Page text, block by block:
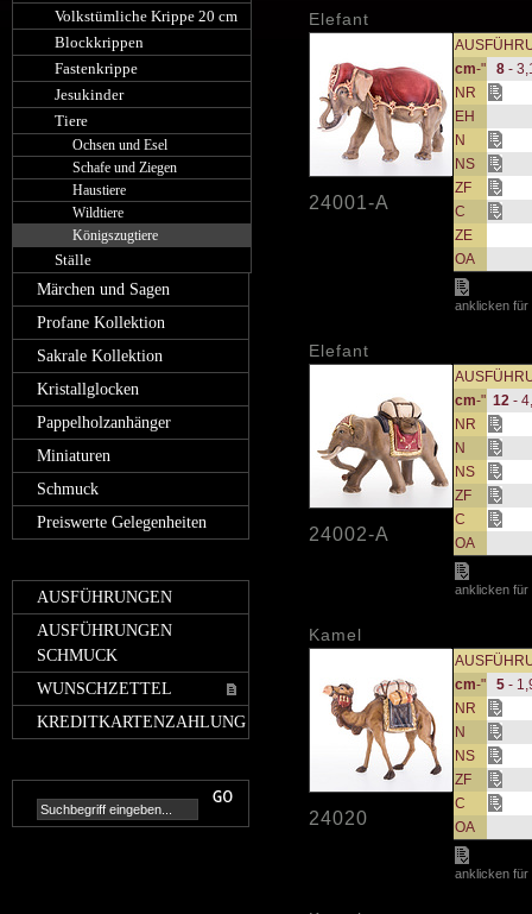
Volkstümliche Krippe 20 cm
Blockkrippen
Fastenkrippe
Jesukinder
Tiere
Ochsen und Esel
Schafe und Ziegen
Haustiere
Wildtiere
Königszugtiere
Ställe
Märchen und Sagen
Profane Kollektion
Sakrale Kollektion
Kristallglocken
Pappelholzanhänger
Miniaturen
Schmuck
Preiswerte Gelegenheiten
AUSFÜHRUNGEN
AUSFÜHRUNGEN
SCHMUCK
WUNSCHZETTEL
KREDITKARTENZAHLUNG
Elefant
24001-A
cm-" 8 -
NR
EH
N
NS
ZF
C
ZE
OA
anklicken für
Elefant
24002-A
cm-" 12-
NR
N
NS
ZF
C
OA
anklicken für
Kamel
24020
cm-" 5 -
NR
N
NS
ZF
C
OA
anklicken für